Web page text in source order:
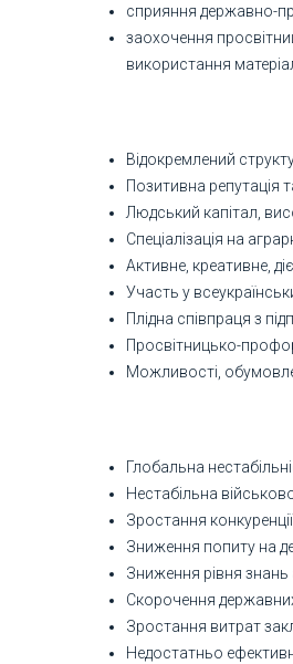
сприяння державно-
заохочення
використання
Відокремлений
Позитивна репутація
Людський капітал,
Спеціалізація на
Активне, креативне,
Участь у
Плідна співпраця з
Просвітницько-
Можливості,
Глобальна
Нестабільна
Зростання
Зниження попиту на
Зниження рівня знань
Скорочення
Зростання витрат
Недостатньо